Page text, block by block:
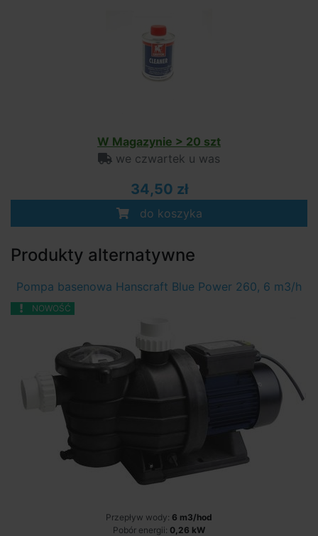
W Magazynie > 20 szt
we czwartek u was
34,50 zł
do koszyka
Produkty alternatywne
Pompa basenowa Hanscraft Blue Power 260, 6 m3/h
NOWOŚĆ
Przepływ wody: 6 m3/hod
Pobór energii: 0,26 kW